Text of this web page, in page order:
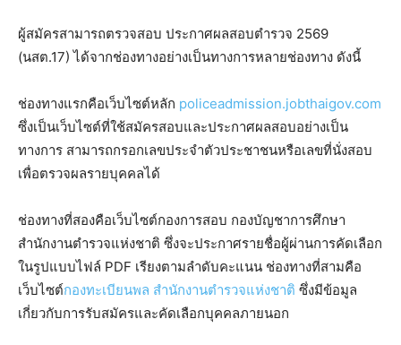
ผู้สมัครสามารถตรวจสอบ ประกาศผลสอบตํารวจ 2569
(นสต.17) ได้จากช่องทางอย่างเป็นทางการหลายช่องทาง ดังนี้
ช่องทางแรกคือเว็บไซต์หลัก policeadmission.jobthaigov.com
ซึ่งเป็นเว็บไซต์ที่ใช้สมัครสอบและประกาศผลสอบอย่างเป็น
ทางการ สามารถกรอกเลขประจำตัวประชาชนหรือเลขที่นั่งสอบ
เพื่อตรวจผลรายบุคคลได้
ช่องทางที่สองคือเว็บไซต์กองการสอบ กองบัญชาการศึกษา
สำนักงานตำรวจแห่งชาติ ซึ่งจะประกาศรายชื่อผู้ผ่านการคัดเลือก
ในรูปแบบไฟล์ PDF เรียงตามลำดับคะแนน ช่องทางที่สามคือ
เว็บไซต์กองทะเบียนพล สำนักงานตำรวจแห่งชาติ ซึ่งมีข้อมูล
เกี่ยวกับการรับสมัครและคัดเลือกบุคคลภายนอก